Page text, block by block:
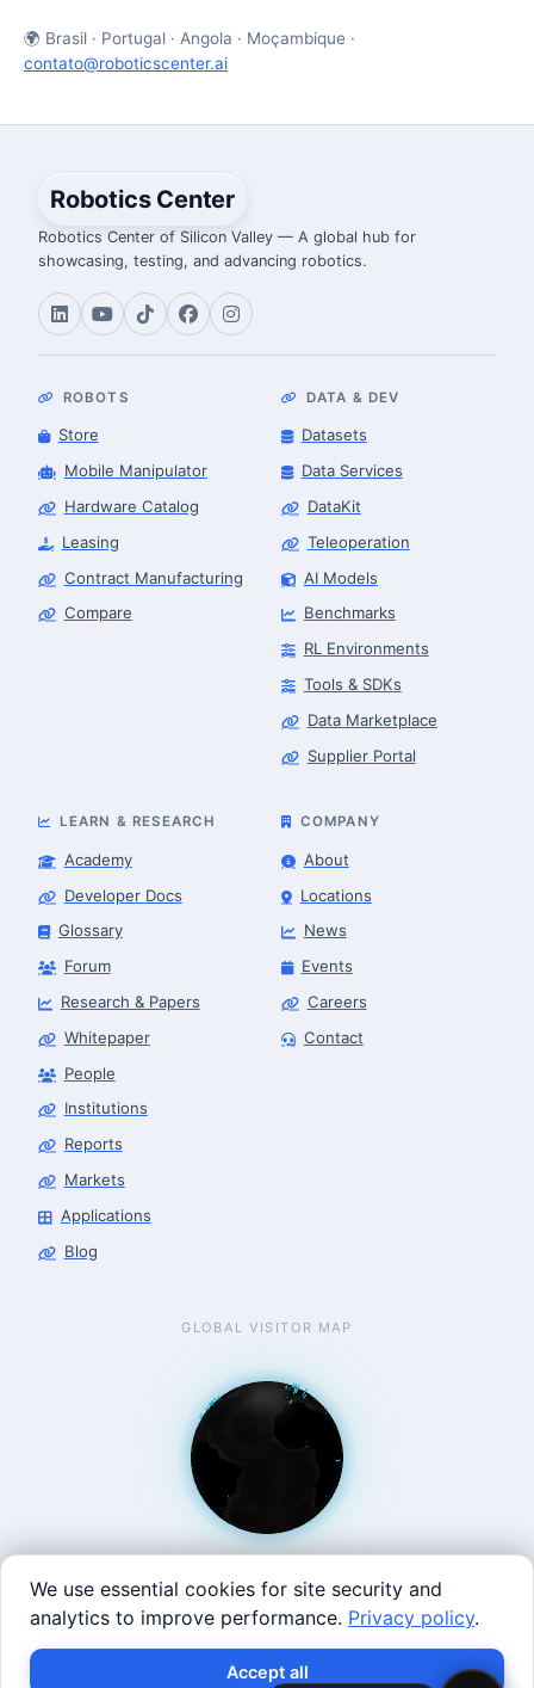
🌍 Brasil · Portugal · Angola · Moçambique ·
contato@roboticscenter.ai
Robotics Center
Robotics Center of Silicon Valley — A global hub for
showcasing, testing, and advancing robotics.
ROBOTS
Store
Mobile Manipulator
Hardware Catalog
Leasing
Contract Manufacturing
Compare
DATA & DEV
Datasets
Data Services
DataKit
Teleoperation
AI Models
Benchmarks
RL Environments
Tools & SDKs
Data Marketplace
Supplier Portal
LEARN & RESEARCH
Academy
Developer Docs
Glossary
Forum
Research & Papers
Whitepaper
People
Institutions
Reports
Markets
Applications
Blog
COMPANY
About
Locations
News
Events
Careers
Contact
GLOBAL VISITOR MAP
West Coast: 90 Welsh St, San Francisco, CA 94107 · East
Coast: 125 Western Ave, Allston, MA 02134 ·
We use essential cookies for site security and
analytics to improve performance. Privacy policy.
Accept all
Robotics Advisor